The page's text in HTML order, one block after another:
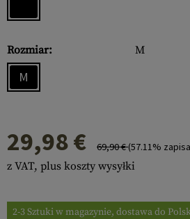
Rozmiar: M
M
29,98 € 69,90 €(57.11%
z VAT, plus koszty wysyłki
2-3 Sztuki w magazynie, dostawa do